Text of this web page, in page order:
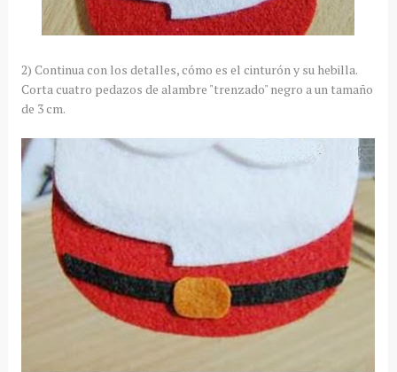
2) Continua con los detalles, cómo es el cinturón y su hebilla.
Corta cuatro pedazos de alambre "trenzado" negro a un tamaño
de 3 cm.